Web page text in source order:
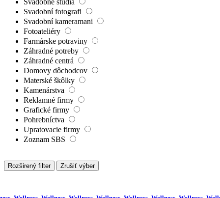
Svadobné štúdiá
Svadobní fotografi
Svadobní kameramani
Fotoateliéry
Farmárske potraviny
Záhradné potreby
Záhradné centrá
Domovy dôchodcov
Materské škôlky
Kamenárstva
Reklamné firmy
Grafické firmy
Pohrebníctva
Upratovacie firmy
Zoznam SBS
Rozširený filter Zrušiť výber